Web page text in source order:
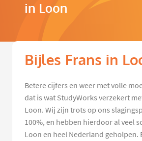
in Loon
Bijles Frans in
Betere cijfers en weer met volle
dat is wat StudyWorks verzekert
Loon. Wij zijn trots op ons
100%, en hebben hierdoor al veel
Loon en heel Nederland geholpen.